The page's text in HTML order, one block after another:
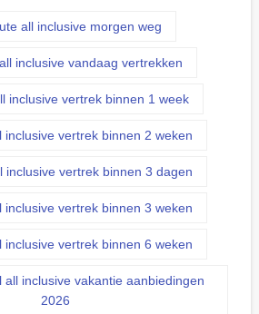
all inclusive morgen weg
inclusive vandaag vertrekken
inclusive vertrek binnen 1 week
inclusive vertrek binnen 2 weken
inclusive vertrek binnen 3 dagen
inclusive vertrek binnen 3 weken
inclusive vertrek binnen 6 weken
all inclusive vakantie aanbiedingen
2026